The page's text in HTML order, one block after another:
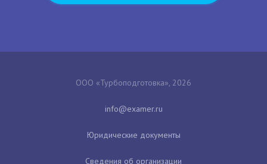
ООО «Турбоподготовка», 2026
Юридические документы
Сведения об организации